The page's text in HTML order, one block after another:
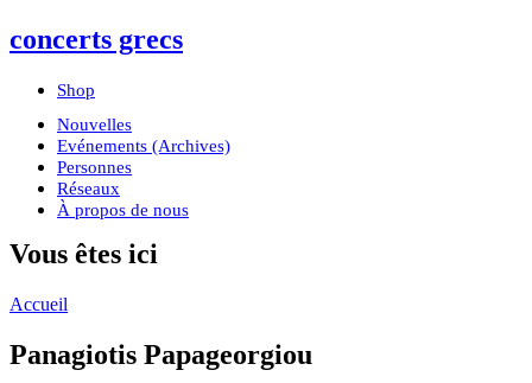
concerts grecs
Shop
Nouvelles
Evénements (Archives)
Personnes
Réseaux
À propos de nous
Vous êtes ici
Accueil
Panagiotis Papageorgiou